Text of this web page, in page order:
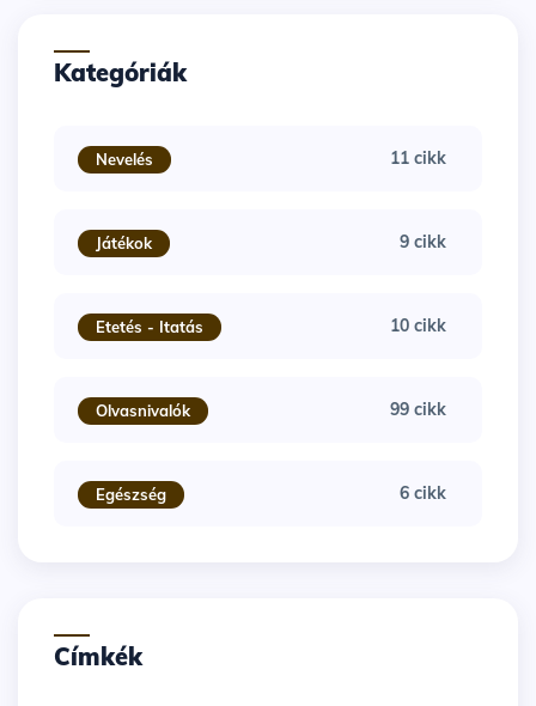
Kategóriák
Nevelés 11 cikk
Játékok 9 cikk
Etetés - Itatás 10 cikk
Olvasnivalók 99 cikk
Egészség 6 cikk
Címkék